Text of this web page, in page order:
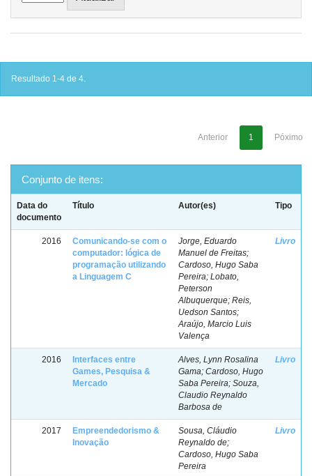
Resultado 1-4 de 4.
Anterior 1 Póximo
Conjunto de itens:
Data do
documento
Título Autor(es) Tipo
2016
Comunicando-se com o
computador: lógica de
programação utilizando
a Linguagem C
Jorge, Eduardo
Manuel de Freitas;
Cardoso, Hugo Saba
Pereira; Lobato,
Peterson
Albuquerque; Reis,
Uedson Santos;
Araújo, Marcio Luis
Valença
Livro
2016
Interfaces entre
Games, Pesquisa &
Mercado
Alves, Lynn Rosalina
Gama; Cardoso, Hugo
Saba Pereira; Souza,
Claudio Reynaldo
Barbosa de
Livro
2017
Empreendedorismo &
Inovação
Sousa, Cláudio
Reynaldo de;
Cardoso, Hugo Saba
Pereira
Livro